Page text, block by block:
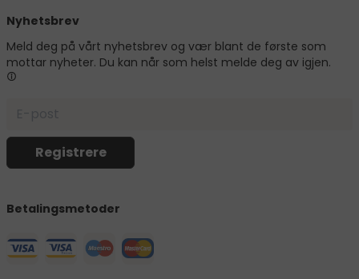
Nyhetsbrev
Meld deg på vårt nyhetsbrev og vær blant de første som
mottar nyheter. Du kan når som helst melde deg av igjen.
Betalingsmetoder